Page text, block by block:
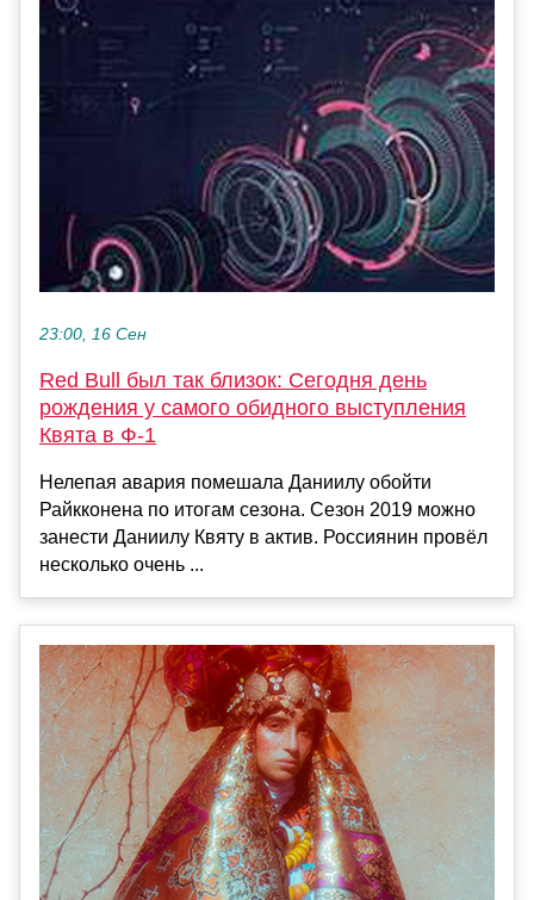
23:00, 16 Сен
Red Bull был так близок: Сегодня день
рождения у самого обидного выступления
Квята в Ф-1
Нелепая авария помешала Даниилу обойти
Райкконена по итогам сезона. Сезон 2019 можно
занести Даниилу Квяту в актив. Россиянин провёл
несколько очень ...